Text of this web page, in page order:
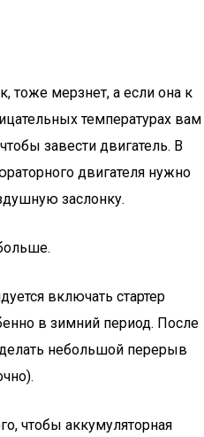
тоже мерзнет, а если она к
температурах вам
завести двигатель. В
двигателя нужно
заслонку.
включать стартер
в зимний период. После
небольшой перерыв
чтобы аккумуляторная